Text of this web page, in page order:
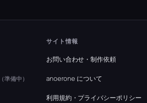
（準備中）
サイト情報
お問い合わせ・制作依頼
anoerone について
利用規約・プライバシーポリシー